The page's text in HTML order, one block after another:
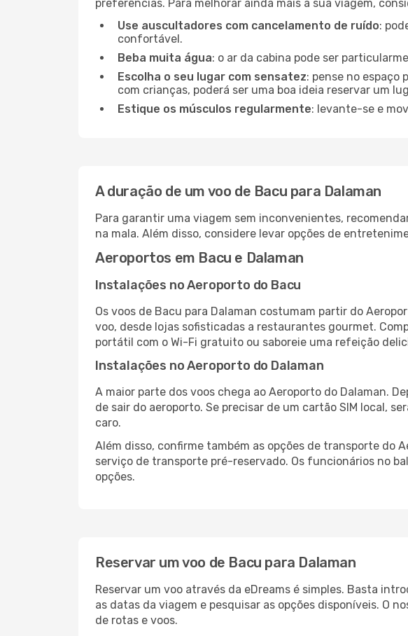
preferências. Para melhorar ainda mais a sua viagem,
Use auscultadores com cancelamento de ruído:
confortável.
Beba muita água: o ar da cabina pode ser
Escolha o seu lugar com sensatez: pense no espaço
com crianças, poderá ser uma boa ideia reservar um
Estique os músculos regularmente: levante-se e
A duração de um voo de Bacu para Dalaman
Para garantir uma viagem sem inconvenientes,
na mala. Além disso, considere levar opções de
Aeroportos em Bacu e Dalaman
Instalações no Aeroporto do Bacu
Os voos de Bacu para Dalaman costumam partir do
voo, desde lojas sofisticadas a restaurantes gourmet.
portátil com o Wi-Fi gratuito ou saboreie uma refeição
Instalações no Aeroporto do Dalaman
A maior parte dos voos chega ao Aeroporto do Dalaman.
de sair do aeroporto. Se precisar de um cartão SIM local,
caro.
Além disso, confirme também as opções de transporte do
serviço de transporte pré-reservado. Os funcionários no
opções.
Reservar um voo de Bacu para Dalaman
Reservar um voo através da eDreams é simples. Basta
as datas da viagem e pesquisar as opções disponíveis. O
de rotas e voos.